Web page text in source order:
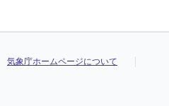
気象庁ホームページについて